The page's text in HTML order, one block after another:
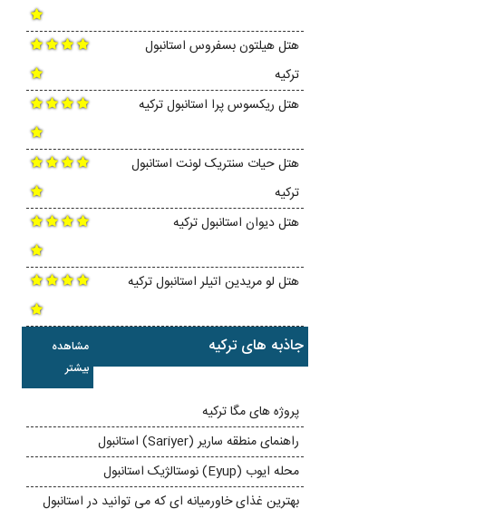
هتل هیلتون بسفروس استانبول
ترکیه
هتل ریکسوس پرا استانبول ترکیه
هتل حیات سنتریک لونت استانبول
ترکیه
هتل دیوان استانبول ترکیه
هتل لو مریدین اتیلر استانبول ترکیه
مشاهده
بیشتر
جاذبه های ترکیه
پروژه های مگا ترکیه
راهنمای منطقه ساریر (Sariyer) استانبول
محله ایوب (Eyup) نوستالژیک استانبول
بهترین غذای خاورمیانه ای که می توانید در استانبول